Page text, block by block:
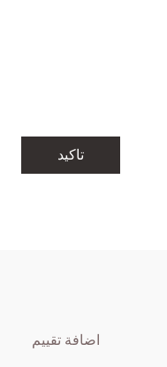
تاكيد
اضافة تقييم